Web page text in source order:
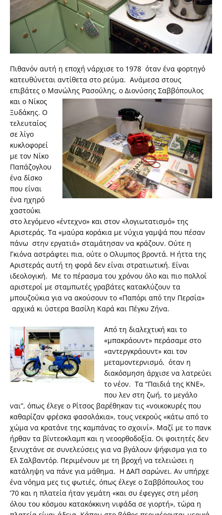
Πιθανόν αυτή η εποχή νάρχισε το 1978 όταν ένα φορτηγό
κατευθύνεται αντίθετα στο ρεύμα. Ανάμεσα στους
επιβάτες ο Μανώλης Ρασούλης, ο Διονύσης Σαββόπουλος
και ο Νίκος
Ξυδάκης. Ο
τελευταίος
σε λίγο
κυκλοφορεί
με τον Νίκο
Παπάζογλου
ένα δίσκο
που είναι
ένα ηχηρό
χαστούκι
στο λεγόμενο «έντεχνο» και στον «λογιωτατισμό» της
Αριστεράς. Τα «μαύρα κοράκια με νύχια γαμψά που πέσαν
πάνω στην εργατιά» σταμάτησαν να κράζουν. Ούτε η
Γκιόνα αστράφτει πια, ούτε ο Ολυμπος βροντά. Η ήττα της
Αριστεράς αυτή τη φορά δεν είναι στρατιωτική. Είναι
ιδεολογική. Με το πέρασμα του χρόνου όλο και πιο πολλοί
αριστεροί με σταμπωτές γραβάτες κατακλύζουν τα
μπουζούκια για να ακούσουν το «Παπόρι από την Περσία»
αρχικά κι ύστερα Βασίλη Καρά και Πέγκυ Ζήνα.
Από τη διαλεχτική και το
«μπακράουντ» περάσαμε στο
«αντεργκράουντ» και τον
μεταμοντερνισμό, όταν η
διακόσμηση άρχισε να λατρεύει
το νέον. Τα “Παιδιά της ΚΝΕ»,
που λεν στη ζωή, το μεγάλο
ναι”, όπως έλεγε ο Ρίτσος βαρέθηκαν τις «νοικοκυρές που
καθαρίζαν φρέσκα φασολάκια», τους νεκρούς «κάτω από το
χώμα να κρατάνε της καμπάνας το σχοινί». Μαζί με το πανκ
ήρθαν τα βίντεοκλαμπ και η νεοορθοδοξία. Οι φοιτητές δεν
ξενυχτάνε σε συνελεύσεις για να βγάλουν ψήφισμα για το
Ελ Σαλβαντόρ. Περιμένουν με τη βροχή να τελειώσει η
κατάληψη να πάνε για μάθημα. Η ΔΑΠ σαρώνει. Αν υπήρχε
ένα νόημα μες τις φωτιές, όπως έλεγε ο Σαββόπουλος του
’70 και η πλατεία ήταν γεμάτη «και συ έφεγγες στη μέση
όλου του κόσμου κατακόκκινη νιφάδα σε γιορτή», τώρα η